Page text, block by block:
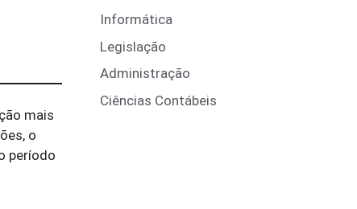
mais
o
período
Informática
Legislação
Administração
Ciências Contábeis